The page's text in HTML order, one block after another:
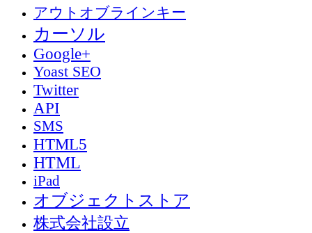
アウトオブラインキー
カーソル
Google+
Yoast SEO
Twitter
API
SMS
HTML5
HTML
iPad
オブジェクトストア
株式会社設立